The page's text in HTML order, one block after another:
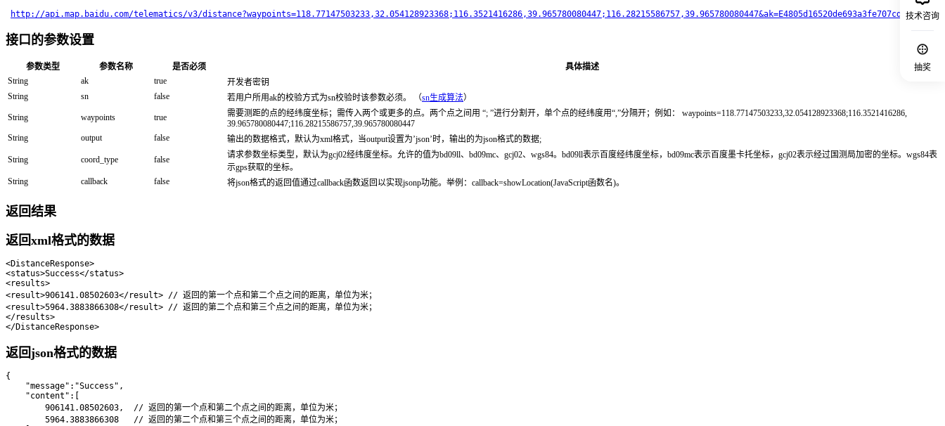
技术咨询
抽奖
http://api.map.baidu.com/telematics/v3/distance?waypoints=118.77147503233,32.054128923368;116.3521416286,39.965780080447;116.28215586757,39.965780080447&ak=E4805d16520de693a3fe707cdc962045
接口的参数设置
参数类型 参数名称 是否必须
具体描述
String
ak true
开发者密钥
String
sn false 若用户所用ak的校验方式为sn校验时该参数必须。 （sn生成算法）
String
waypoints true
需要测距的点的经纬度坐标；需传入两个或更多的点。两个点之间用 “; ”进行分割开，单个点的经纬度用“,”分隔开；例如： waypoints=118.77147503233,32.054128923368;116.3521416286,
39.965780080447;116.28215586757,39.965780080447
String
output false 输出的数据格式，默认为xml格式，当output设置为’json’时，输出的为json格式的数据;
String coord_type false
请求参数坐标类型，默认为gcj02经纬度坐标。允许的值为bd09ll、bd09mc、gcj02、wgs84。bd09ll表示百度经纬度坐标，bd09mc表示百度墨卡托坐标，gcj02表示经过国测局加密的坐标。wgs84表
示gps获取的坐标。
String
callback false 将json格式的返回值通过callback函数返回以实现jsonp功能。举例：callback=showLocation(JavaScript函数名)。
返回结果
返回xml格式的数据
<DistanceResponse>
<status>Success</status>
<results>
<result>906141.08502603</result> // 返回的第一个点和第二个点之间的距离，单位为米；
<result>5964.3883866308</result> // 返回的第二个点和第三个点之间的距离，单位为米；
</results>
返回json格式的数据
{
    "message":"Success",
    "content":[
        906141.08502603,  // 返回的第一个点和第二个点之间的距离，单位为米；
        5964.3883866308   // 返回的第二个点和第三个点之间的距离，单位为米；